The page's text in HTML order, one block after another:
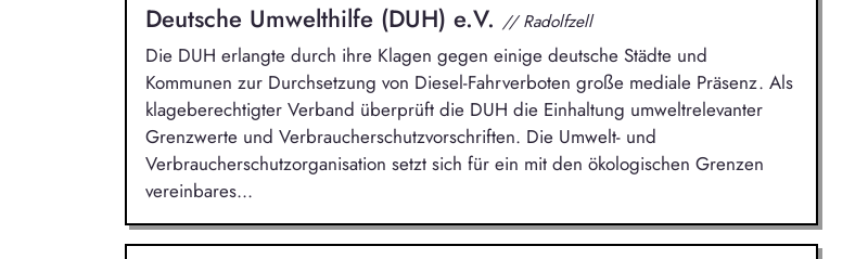
Deutsche Umwelthilfe (DUH) e.V. // Radolfzell
Die DUH erlangte durch ihre Klagen gegen einige deutsche Städte und
Kommunen zur Durchsetzung von Diesel-Fahrverboten große mediale Präsenz. Als
klageberechtigter Verband überprüft die DUH die Einhaltung umweltrelevanter
Grenzwerte und Verbraucherschutzvorschriften. Die Umwelt- und
Verbraucherschutzorganisation setzt sich für ein mit den ökologischen Grenzen
vereinbares...